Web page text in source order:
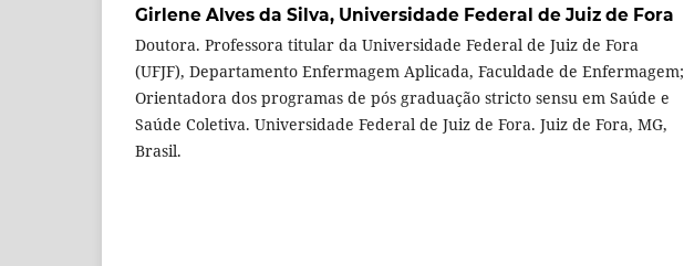
Girlene Alves da Silva, Universidade Federal de Juiz de Fora
Doutora. Professora titular da Universidade Federal de Juiz de Fora
(UFJF), Departamento Enfermagem Aplicada, Faculdade de Enfermagem;
Orientadora dos programas de pós graduação stricto sensu em Saúde e
Saúde Coletiva. Universidade Federal de Juiz de Fora. Juiz de Fora, MG,
Brasil.